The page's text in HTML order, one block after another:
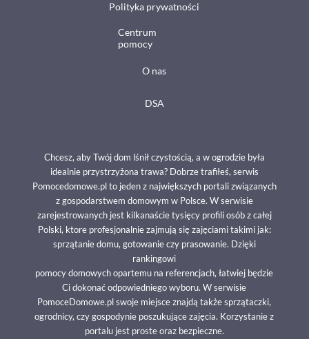
Polityka prywatności
Centrum
pomocy
O nas
DSA
Chcesz, aby Twój dom lśnił czystością, a w ogrodzie była
idealnie przystrzyżona trawa? Dobrze trafiłeś, serwis
Pomocedomowe.pl to jeden z największych portali związanych
z gospodarstwem domowym w Polsce. W serwisie
zarejestrowanych jest kilkanaście tysięcy profili osób z całej
Polski, ktore profesjonalnie zajmują się zajęciami takimi jak:
sprzątanie domu, gotowanie czy prasowanie. Dzięki
rankingowi
pomocy domowych opartemu na referencjach, łatwiej będzie
Ci dokonać odpowiedniego wyboru. W serwisie
PomoceDomowe.pl swoje miejsce znajdą także sprzątaczki,
ogrodnicy, czy gospodynie poszukujące zajęcia. Korzystanie z
portalu jest proste oraz bezpieczne.